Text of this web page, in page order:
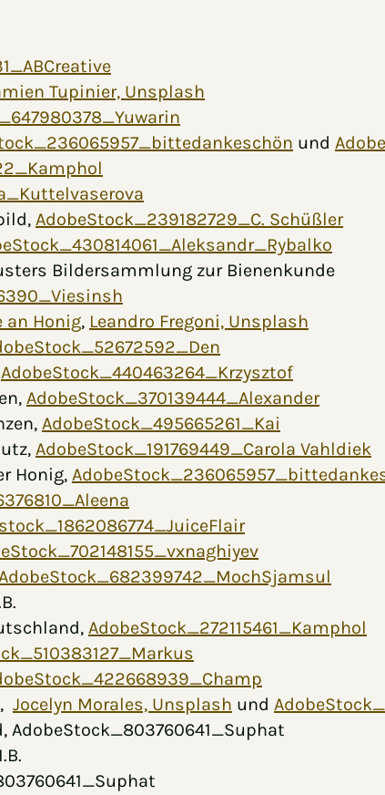
Tupinier, Unsplash
und
AdobeStock_239182729_C. Schüßler
Bildersammlung zur Bienenkunde
an Honig, Leandro Fregoni, Unsplash
AdobeStock_440463264_Krzysztof
AdobeStock_370139444_Alexander
AdobeStock_495665261_Kai
AdobeStock_191769449_Carola Vahldiek
Honig,
AdobeStock_272115461_Kamphol
, Jocelyn Morales, Unsplash und
AdobeStock_803760641_Suphat